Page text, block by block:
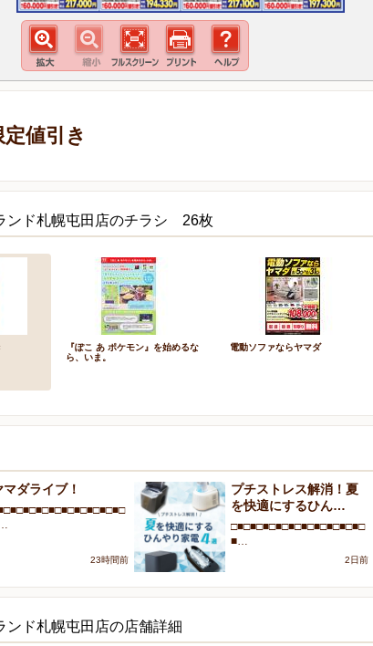
値引き
ンド札幌屯田店のチラシ 26枚
『ぽこ あ ポケモン』を始めるな
ら、いま。
電動ソファならヤマダ
マダライブ！
23時間前
プチストレス解消！夏
を快適にするひん…
□■□■□■□■□■□■□■□■□■□■□
■…
2日前
ンド札幌屯田店の店舗詳細